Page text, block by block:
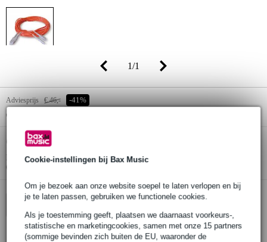
Cookie-instellingen bij Bax Music
Om je bezoek aan onze website soepel te laten verlopen en bij
je te laten passen, gebruiken we functionele cookies.
Als je toestemming geeft, plaatsen we daarnaast voorkeurs-,
statistische en marketingcookies, samen met onze 15 partners
(sommige bevinden zich buiten de EU, waaronder de
1/1
Adviesprijs € 46,- -41%
€ 27,-
Online voorraadstatus:
Nog 1 stuk op voorraad in ons magazijn
(en extra voorraad beschikbaar bij de leverancier)